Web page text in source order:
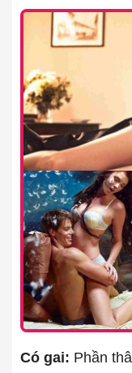
Có gai: Phần